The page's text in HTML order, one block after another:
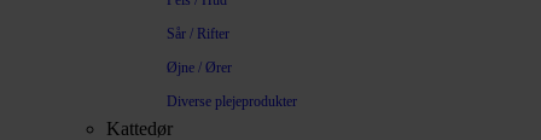
Sår / Rifter
Øjne / Ører
Diverse plejeprodukter
Kattedør